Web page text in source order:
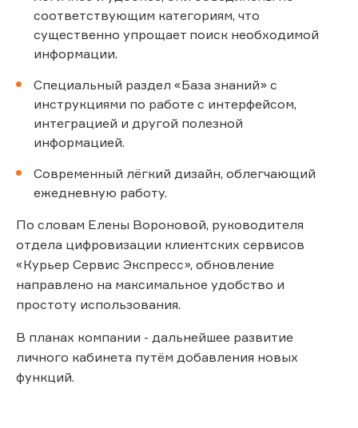
соответствующим категориям, что
существенно упрощает поиск необходимой
информации.
Специальный раздел «База знаний» с
инструкциями по работе с интерфейсом,
интеграцией и другой полезной
информацией.
Современный лёгкий дизайн, облегчающий
ежедневную работу.
По словам Елены Вороновой, руководителя
отдела цифровизации клиентских сервисов
«Курьер Сервис Экспресс», обновление
направлено на максимальное удобство и
простоту использования.
В планах компании - дальнейшее развитие
личного кабинета путём добавления новых
функций.